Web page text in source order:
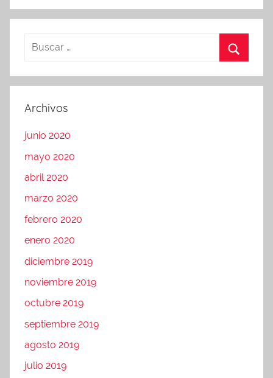
Archivos
junio 2020
mayo 2020
abril 2020
marzo 2020
febrero 2020
enero 2020
diciembre 2019
noviembre 2019
octubre 2019
septiembre 2019
agosto 2019
julio 2019